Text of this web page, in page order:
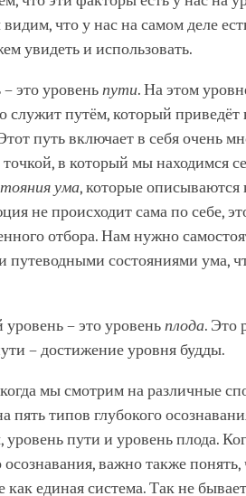
что у нас на самом деле
увидеть и использовать.
это уровеньпути. На этом
служит путём, который
путь включает в себя очень
в который мы находимся
ума, которые
не происходит сама по себе,
отбора. Нам нужно
путеводными состояниями ума,
– это уровеньплода. Это
– достижение уровня будды.
мы смотрим на различные
пять типов глубокого
уровень пути и уровень плода.
осознавания, важно также
как единая система. Так не